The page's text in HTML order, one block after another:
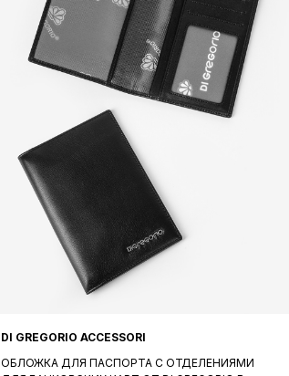
DI GREGORIO ACCESSORI
ОБЛОЖКА ДЛЯ ПАСПОРТА C ОТДЕЛЕНИЯМИ